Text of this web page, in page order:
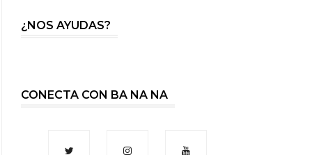
¿NOS AYUDAS?
CONECTA CON BA NA NA